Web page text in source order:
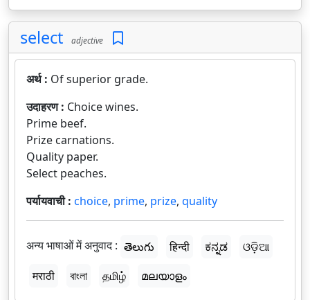
select adjective
अर्थ : Of superior grade.
उदाहरण : Choice wines.
Prime beef.
Prize carnations.
Quality paper.
Select peaches.
पर्यायवाची : choice, prime, prize, quality
अन्य भाषाओं में अनुवाद : తెలుగు हिन्दी ಕನ್ನಡ
ଓଡ଼ିଆ
मराठी
বাংলা தமிழ் മലയാളം